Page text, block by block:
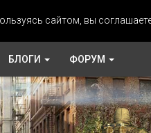
сайтом, вы
БЛОГИ ФОРУМ